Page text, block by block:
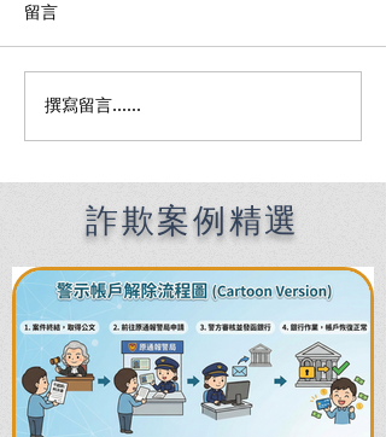
辦貸款卻變成詐騙人頭？
律師解說人頭帳戶刑責與
留言
撰寫留言......
詐欺案例精選